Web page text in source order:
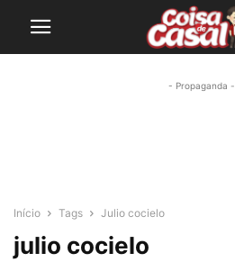
- Propaganda -
Início Tags Julio cocielo
julio cocielo